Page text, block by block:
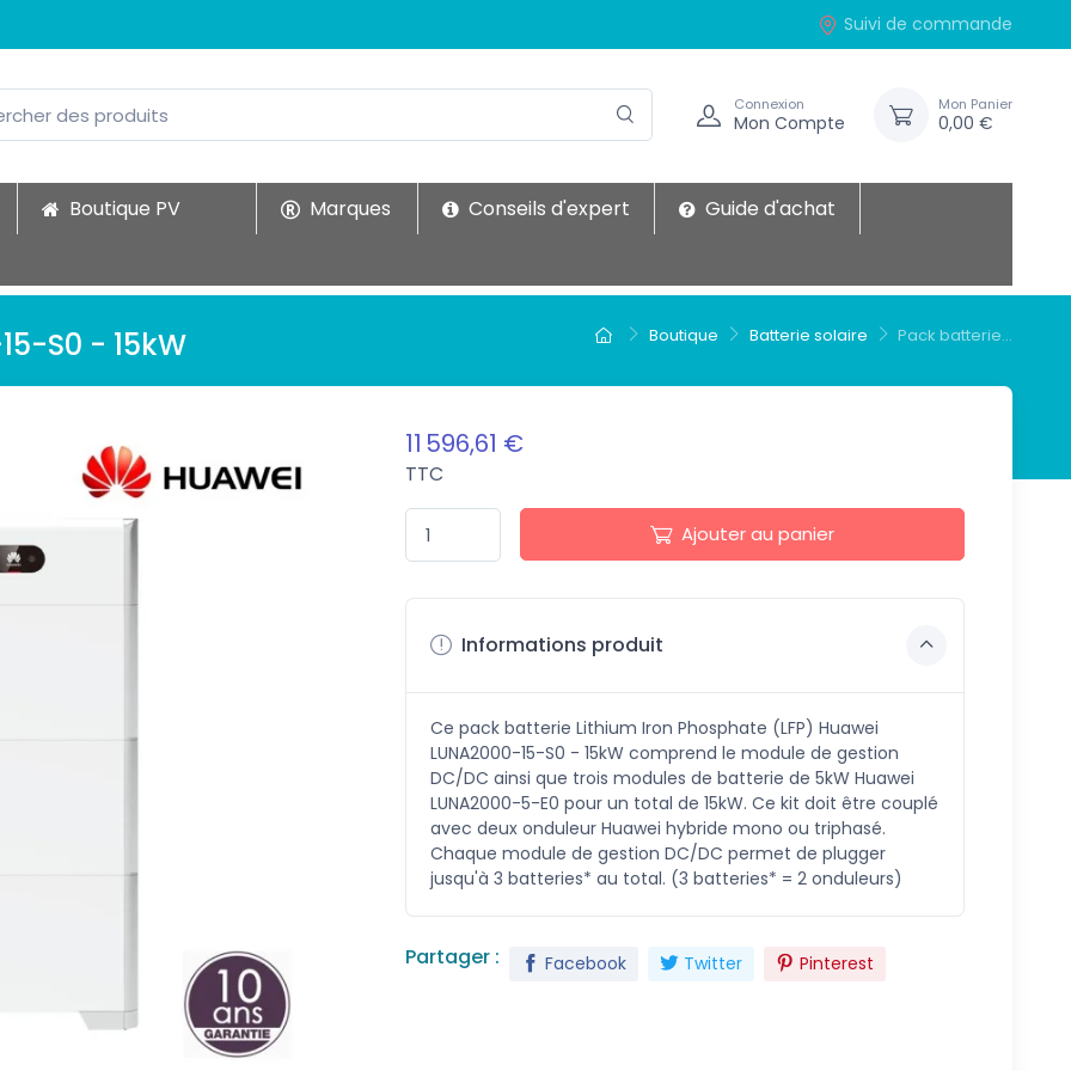
Suivi de commande
Connexion
Mon Compte
Mon Panier
0,00 €
Boutique PV Marques Conseils d'expert Guide d'achat
Boutique Batterie solaire Pack batterie...
S0 - 15kW
11 596,61 €
TTC
Ajouter au panier
Informations produit
Ce pack batterie Lithium Iron Phosphate (LFP) Huawei
LUNA2000-15-S0 - 15kW comprend le module de gestion
DC/DC ainsi que trois modules de batterie de 5kW Huawei
LUNA2000-5-E0 pour un total de 15kW. Ce kit doit être couplé
avec deux onduleur Huawei hybride mono ou triphasé.
Chaque module de gestion DC/DC permet de plugger
jusqu'à 3 batteries* au total. (3 batteries* = 2 onduleurs)
Partager : Facebook Twitter Pinterest